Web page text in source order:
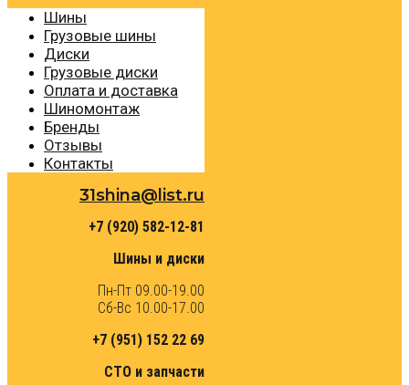
Шины
Грузовые шины
Диски
Грузовые диски
Оплата и доставка
Шиномонтаж
Бренды
Отзывы
Контакты
31shina@list.ru
+7 (920) 582-12-81
Шины и диски
Пн-Пт 09.00-19.00
Сб-Вс 10.00-17.00
+7 (951) 152 22 69
СТО и запчасти